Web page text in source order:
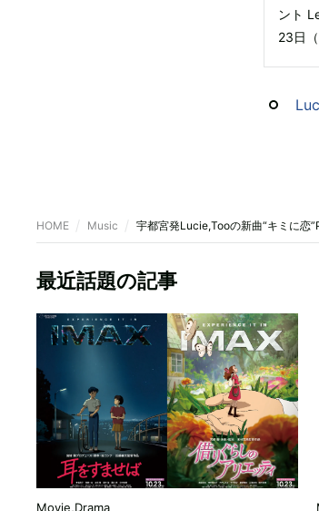
ント
23日
HOME Music 宇都宮発Lucie,Tooの新曲“キミに恋
最近話題の記事
Movie,Drama